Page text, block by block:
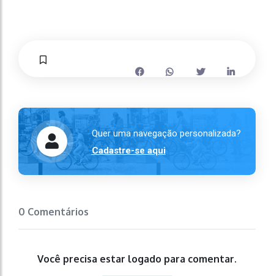
Quer uma navegação personalizada?
Cadastre-se aqui
0 Comentários
Você precisa estar logado para comentar.